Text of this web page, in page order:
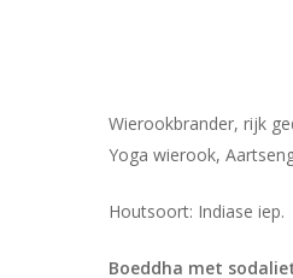
Wierookbrander, rijk
Yoga wierook,
Houtsoort: Indiase iep.
Boeddha met